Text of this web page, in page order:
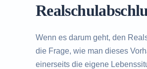
Wenn es darum geht, den
die Frage, wie man dieses
einerseits die eigene